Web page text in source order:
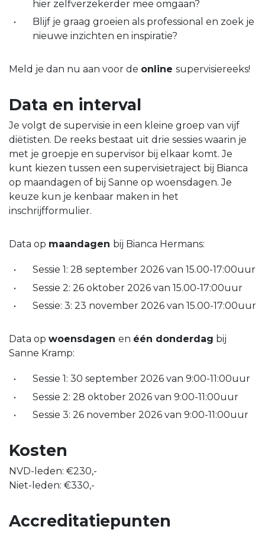
hier zelfverzekerder mee omgaan?
Blijf je graag groeien als professional en zoek je
nieuwe inzichten en inspiratie?
Meld je dan nu aan voor de online supervisiereeks!
Data en interval
Je volgt de supervisie in een kleine groep van vijf
diëtisten. De reeks bestaat uit drie sessies waarin je
met je groepje en supervisor bij elkaar komt. Je
kunt kiezen tussen een supervisietraject bij Bianca
op maandagen of bij Sanne op woensdagen. Je
keuze kun je kenbaar maken in het
inschrijfformulier.
Data op maandagen bij Bianca Hermans:
Sessie 1: 28 september 2026 van 15.00-17:00uur
Sessie 2: 26 oktober 2026 van 15.00-17:00uur
Sessie: 3: 23 november 2026 van 15.00-17:00uur
Data op woensdagen en één donderdag bij
Sanne Kramp:
Sessie 1: 30 september 2026 van 9:00-11:00uur
Sessie 2: 28 oktober 2026 van 9:00-11:00uur
Sessie 3: 26 november 2026 van 9:00-11:00uur
Kosten
NVD-leden: €230,-
Niet-leden: €330,-
Accreditatiepunten